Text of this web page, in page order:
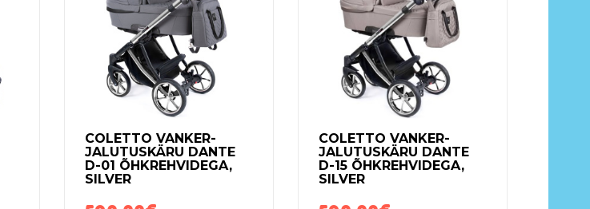
COLETTO VANKER-
JALUTUSKÄRU DANTE
D-01 ÕHKREHVIDEGA,
SILVER
COLETTO VANKER-
JALUTUSKÄRU DANTE
D-15 ÕHKREHVIDEGA,
SILVER